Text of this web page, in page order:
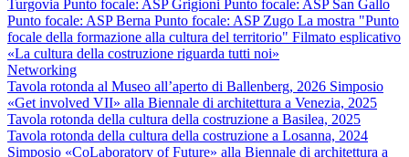
Turgovia Punto focale: ASP Grigioni Punto focale: ASP San Gallo
Punto focale: ASP Berna Punto focale: ASP Zugo La mostra "Punto
focale della formazione alla cultura del territorio" Filmato esplicativo
«La cultura della costruzione riguarda tutti noi»
Networking
Tavola rotonda al Museo all’aperto di Ballenberg, 2026 Simposio
«Get involved VII» alla Biennale di architettura a Venezia, 2025
Tavola rotonda della cultura della costruzione a Basilea, 2025
Tavola rotonda della cultura della costruzione a Losanna, 2024
Simposio «CoLaboratory of Future» alla Biennale di architettura a